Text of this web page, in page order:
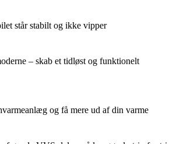
står stabilt og ikke vipper
– skab et tidløst og funktionelt
og få mere ud af din varme